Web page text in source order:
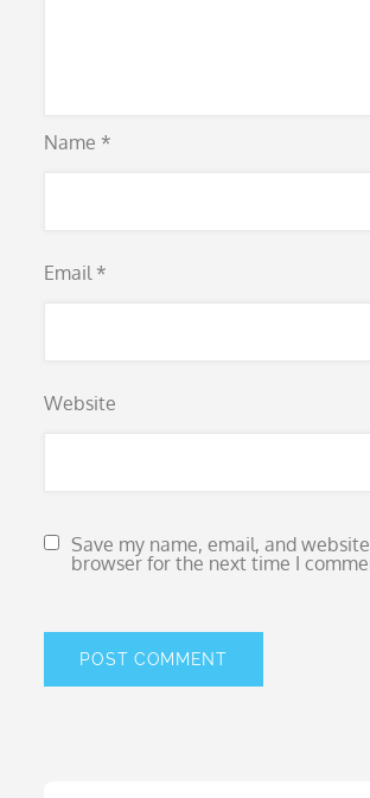
Name *
Email *
Website
Save my name, email, and
browser for the next time I